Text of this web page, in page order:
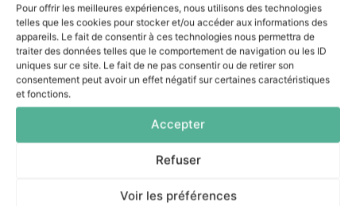
Pour offrir les meilleures expériences, nous utilisons des technologies
telles que les cookies pour stocker et/ou accéder aux informations des
appareils. Le fait de consentir à ces technologies nous permettra de
traiter des données telles que le comportement de navigation ou les ID
uniques sur ce site. Le fait de ne pas consentir ou de retirer son
consentement peut avoir un effet négatif sur certaines caractéristiques
et fonctions.
Accepter
Refuser
Voir les préférences
Performance logistique :
Colibri s’engage aux côtés de
Bretagne Supply Chain
8 juin 2026
Impossible Cloud ouvre un
entreprises sensibles à la